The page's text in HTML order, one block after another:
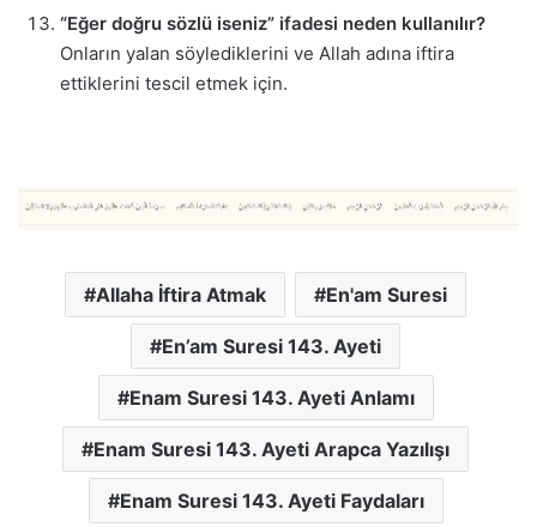
“Eğer doğru sözlü iseniz” ifadesi neden kullanılır?
Onların yalan söylediklerini ve Allah adına iftira
ettiklerini tescil etmek için.
Allaha İftira Atmak En'am Suresi
En’am Suresi 143. Ayeti
Enam Suresi 143. Ayeti Anlamı
Enam Suresi 143. Ayeti Arapca Yazılışı
Enam Suresi 143. Ayeti Faydaları